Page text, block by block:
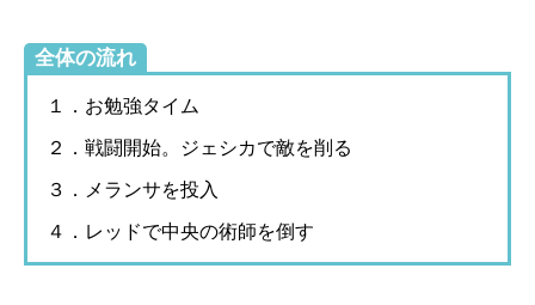
全体の流れ
１．お勉強タイム
２．戦闘開始。ジェシカで敵を削る
３．メランサを投入
４．レッドで中央の術師を倒す